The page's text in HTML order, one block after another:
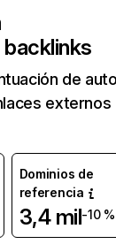
de
externos
Dominios de
referencia
3,4 mil-10 %